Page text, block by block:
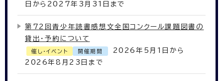
日から2027年3月31日まで
第72回青少年読書感想文全国コンクール課題図書の
貸出・予約について
催し・イベント 開催期間
2026年5月1日から
2026年8月23日まで